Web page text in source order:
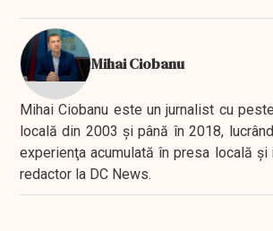
Mihai Ciobanu
Mihai Ciobanu este un jurnalist cu
locală din 2003 şi până în 2018,
experienţa acumulată în presa locală
redactor la DC News.